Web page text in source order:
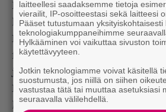
Pikkulavalla esiintyi vielä Sanni,
katsastettua tarkemmin viikkoa
Kuopiossa. Mietteet löytyvät
festivaaliraportista
jälkeen ole juuri mitään
Lopulta monien odottama ja
kävijämäärässä suuren piikin
laitteellesi saadaksemme tietoja
vierailit, IP-osoitteestasi sekä laitteesi
Pääset tutustumaan
teknologiakumppaneihimme
Hylkääminen voi vaikuttaa sivuston
käytettävyyteen.
Jotkin teknologiamme voivat käsitellä
suostumusta, jos niillä on siihen
vastustaa tätä tai muuttaa asetuksiasi
seuraavalla välilehdellä.